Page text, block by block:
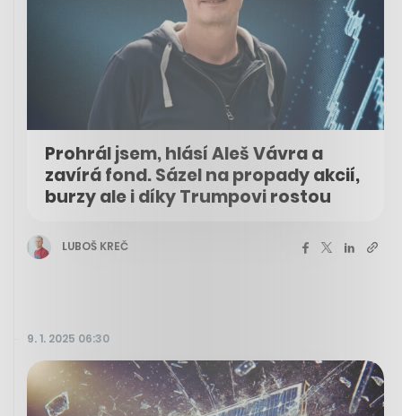
Prohrál jsem, hlásí Aleš Vávra a
zavírá fond. Sázel na propady akcií,
burzy ale i díky Trumpovi rostou
LUBOŠ KREČ
9. 1. 2025 06:30